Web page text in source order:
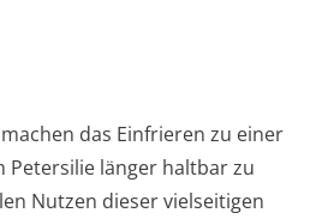
das Einfrieren zu einer
Petersilie länger haltbar zu
Nutzen dieser vielseitigen